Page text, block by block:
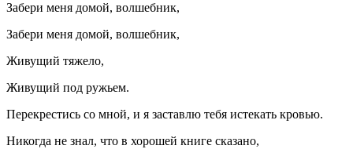
Забери меня домой, волшебник,
Забери меня домой, волшебник,
Живущий тяжело,
Живущий под ружьем.
Перекрестись со мной, и я заставлю тебя истекать кровью.
Никогда не знал, что в хорошей книге сказано,